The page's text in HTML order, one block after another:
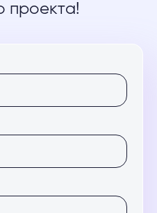
проекта!